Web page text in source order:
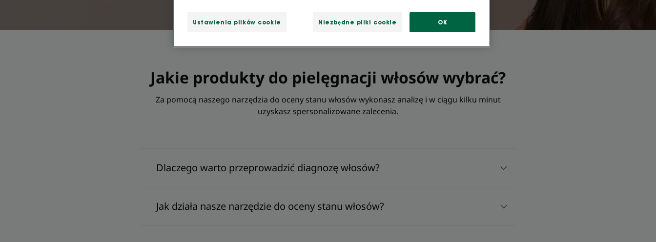
Jakie produkty do pielęgnacji włosów wybrać?
Za pomocą naszego narzędzia do oceny stanu włosów wykonasz analizę i w ciągu kilku minut
uzyskasz spersonalizowane zalecenia.
Dlaczego warto przeprowadzić diagnozę włosów?
Jak działa nasze narzędzie do oceny stanu włosów?
Ustawienia plików cookie Niezbędne pliki cookie OK